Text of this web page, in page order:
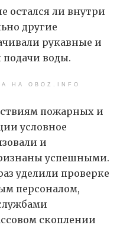
остался ли внутри
другие
рукавные и
воды.
НА OBOZ.INFO
пожарных и
условное
и
успешными.
уделили проверке
персоналом,
скоплении